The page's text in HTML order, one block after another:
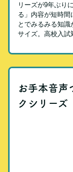
リーズが9年ぶり
る」内容が短時間
とでみるみる知
サイズ。高校入試
お手本音
クシリーズ